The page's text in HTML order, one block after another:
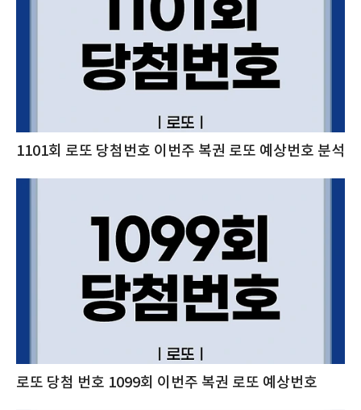
1101회 로또 당첨번호 이번주 복권 로또 예상번호 분석
로또 당첨 번호 1099회 이번주 복권 로또 예상번호